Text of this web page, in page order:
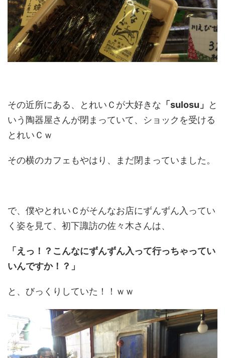
その近所にある、とれいＣが大好きな 「sulosu」
と
いう陶器屋さんが閉まっていて、ショックを受ける
とれいＣｗ
その横のカフェもやはり、まだ閉まっていました。
で、僕やとれいＣがそんなお店にずんずん入ってい
く姿を見て、初下諏訪の佐々木さんは、
「えっ！？こんなにずんずん入って行っちゃってい
いんですか！？」
と、びっくりしていた！！ｗｗ